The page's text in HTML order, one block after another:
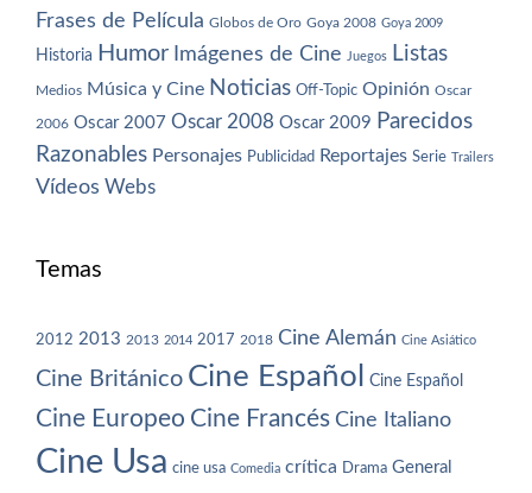
Frases de Película Globos de Oro Goya 2008 Goya 2009
Historia Humor Imágenes de Cine Juegos Listas
Medios Música y Cine Noticias Off-Topic Opinión Oscar
2006 Oscar 2007 Oscar 2008 Oscar 2009 Parecidos
Razonables Personajes Publicidad Reportajes Serie Trailers
Vídeos Webs
Temas
2012 2013 2013 2014 2017 2018 Cine Alemán Cine Asiático
Cine Británico Cine Español Cine Español
Cine Europeo Cine Francés Cine Italiano
Cine Usa cine usa Comedia crítica Drama General